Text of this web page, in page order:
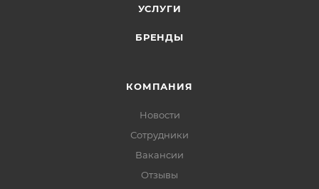
УСЛУГИ
БРЕНДЫ
КОМПАНИЯ
Новости
Сотрудники
Вакансии
Отзывы